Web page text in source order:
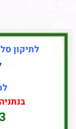
לתיקון